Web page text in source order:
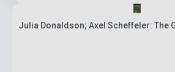
Julia Donaldson; Axel Scheffeler: The